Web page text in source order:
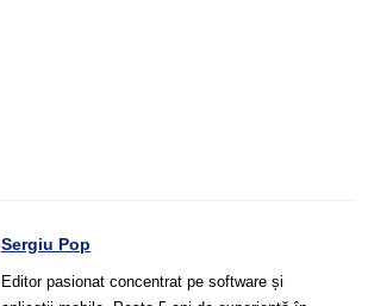
Sergiu Pop
Editor pasionat concentrat pe software și